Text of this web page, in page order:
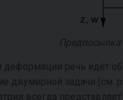
Предпосылка
деформации речь идёт
двумерной задачи (см.
всегда